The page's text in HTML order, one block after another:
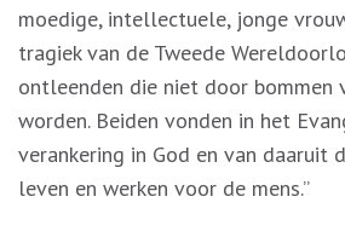
moedige, intellectuele, jonge
tragiek van de Tweede
ontleenden die niet door bommen
worden. Beiden vonden in het
verankering in God en van daaruit
leven en werken voor de mens.”